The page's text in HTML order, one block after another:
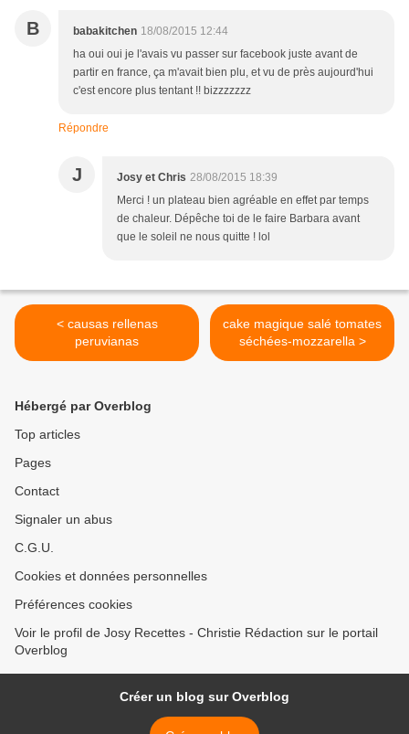
B babakitchen 18/08/2015 12:44
ha oui oui je l'avais vu passer sur facebook juste avant de
partir en france, ça m'avait bien plu, et vu de près aujourd'hui
c'est encore plus tentant !! bizzzzzzz
Répondre
J Josy et Chris 28/08/2015 18:39
Merci ! un plateau bien agréable en effet par temps
de chaleur. Dépêche toi de le faire Barbara avant
que le soleil ne nous quitte ! lol
< causas rellenas
peruvianas
cake magique salé tomates
séchées-mozzarella >
Hébergé par Overblog
Top articles
Pages
Contact
Signaler un abus
C.G.U.
Cookies et données personnelles
Préférences cookies
Voir le profil de Josy Recettes - Christie Rédaction sur le portail
Overblog
Créer un blog sur Overblog